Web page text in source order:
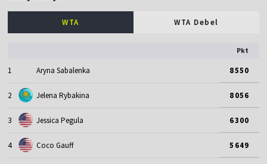
WTA WTA Debel
Pkt
1 Aryna Sabalenka 8550
2 Jelena Rybakina 8056
3 Jessica Pegula 6300
4 Coco Gauff 5649